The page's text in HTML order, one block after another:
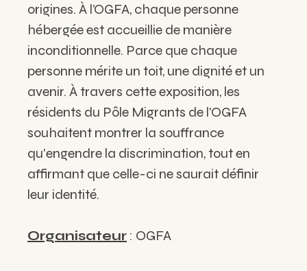
origines. À l’OGFA, chaque personne
hébergée est accueillie de manière
inconditionnelle. Parce que chaque
personne mérite un toit, une dignité et un
avenir. À travers cette exposition, les
résidents du Pôle Migrants de l'OGFA
souhaitent montrer la souffrance
qu'engendre la discrimination, tout en
affirmant que celle-ci ne saurait définir
leur identité.
Organisateur : OGFA